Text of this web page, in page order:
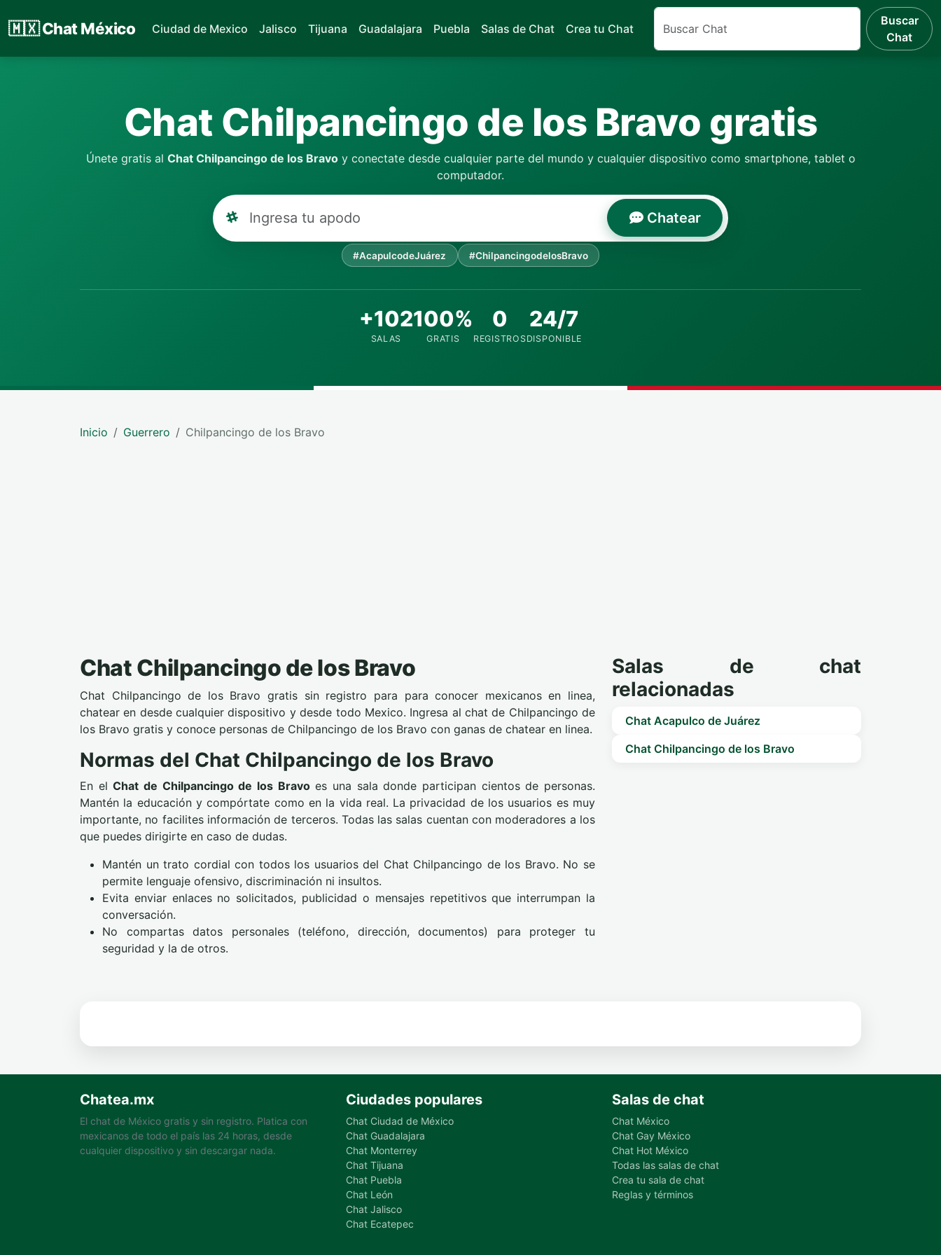
🇲🇽Chat México Ciudad de Mexico Jalisco Tijuana Guadalajara Puebla Salas de Chat Crea tu Chat
Buscar
Chat
Chat Chilpancingo de los Bravo gratis
Únete gratis al Chat Chilpancingo de los Bravoy conectate desde cualquier parte del mundo y cualquier dispositivo como smartphone, tablet o
computador.
Chatear
#AcapulcodeJuárez #ChilpancingodelosBravo
+102
SALAS
100%
GRATIS
0
REGISTROS
24/7
DISPONIBLE
Inicio Guerrero Chilpancingo de los Bravo
Chat Chilpancingo de los Bravo
Chat Chilpancingo de los Bravo gratis sin registro para para conocer mexicanos en linea,
chatear en desde cualquier dispositivo y desde todo Mexico. Ingresa al chat de Chilpancingo de
los Bravo gratis y conoce personas de Chilpancingo de los Bravo con ganas de chatear en linea.
Normas del Chat Chilpancingo de los Bravo
En elChat de Chilpancingo de los Bravoes una sala donde participan cientos de personas.
Mantén la educación y compórtate como en la vida real. La privacidad de los usuarios es muy
importante, no facilites información de terceros. Todas las salas cuentan con moderadores a los
que puedes dirigirte en caso de dudas.
Mantén un trato cordial con todos los usuarios del Chat Chilpancingo de los Bravo. No se
permite lenguaje ofensivo, discriminación ni insultos.
Evita enviar enlaces no solicitados, publicidad o mensajes repetitivos que interrumpan la
conversación.
No compartas datos personales (teléfono, dirección, documentos) para proteger tu
seguridad y la de otros.
Salas de chat
relacionadas
Chat Acapulco de Juárez
Chat Chilpancingo de los Bravo
Chatea.mx
El chat de México gratis y sin registro. Platica con
mexicanos de todo el país las 24 horas, desde
cualquier dispositivo y sin descargar nada.
Ciudades populares
Chat Ciudad de México
Chat Guadalajara
Chat Monterrey
Chat Tijuana
Chat Puebla
Chat León
Chat Jalisco
Chat Ecatepec
Salas de chat
Chat México
Chat Gay México
Chat Hot México
Todas las salas de chat
Crea tu sala de chat
Reglas y términos